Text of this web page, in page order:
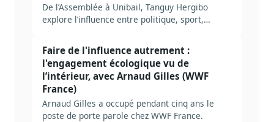
De l’Assemblée à Unibail, Tanguy Hergibo
explore l’influence entre politique, sport,
Faire de l'influence autrement :
l'engagement écologique vu de
l’intérieur, avec Arnaud Gilles (WWF
France)
Arnaud Gilles a occupé pendant cinq ans le
poste de porte parole chez WWF France.